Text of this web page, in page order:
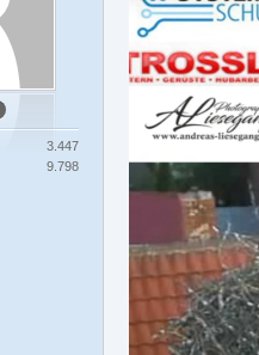
3.447
9.798